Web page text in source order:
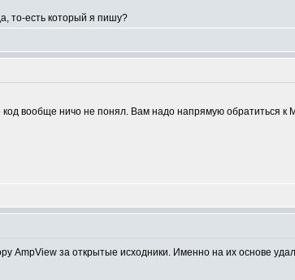
то-есть который я пишу?
вообще ничо не понял. Вам надо напрямую обратиться
AmpView за открытые исходники. Именно на их основе